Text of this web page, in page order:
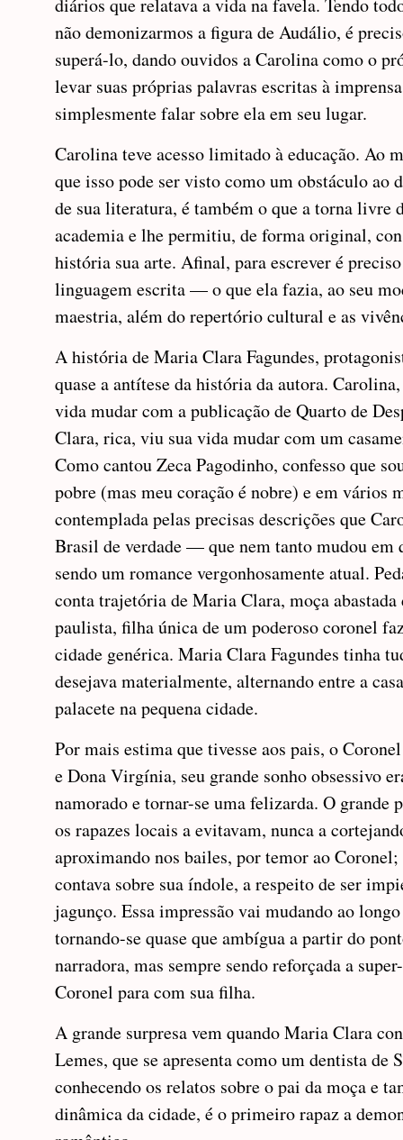
diários que relatava a vida na favela. Tendo
não demonizarmos a figura de Audálio, é
superá-lo, dando ouvidos a Carolina como o
levar suas próprias palavras escritas à
simplesmente falar sobre ela em seu lugar.
Carolina teve acesso limitado à educação. Ao
que isso pode ser visto como um obstáculo ao
de sua literatura, é também o que a torna livre
academia e lhe permitiu, de forma original,
história sua arte. Afinal, para escrever é
linguagem escrita — o que ela fazia, ao seu
maestria, além do repertório cultural e as
A história de Maria Clara Fagundes,
quase a antítese da história da autora.
vida mudar com a publicação de Quarto de
Clara, rica, viu sua vida mudar com um
Como cantou Zeca Pagodinho, confesso que
pobre (mas meu coração é nobre) e em vários
contemplada pelas precisas descrições que
Brasil de verdade — que nem tanto mudou em
sendo um romance vergonhosamente atual.
conta trajetória de Maria Clara, moça
paulista, filha única de um poderoso coronel
cidade genérica. Maria Clara Fagundes tinha
desejava materialmente, alternando entre a
palacete na pequena cidade.
Por mais estima que tivesse aos pais, o
e Dona Virgínia, seu grande sonho obsessivo
namorado e tornar-se uma felizarda. O grande
os rapazes locais a evitavam, nunca a
aproximando nos bailes, por temor ao
contava sobre sua índole, a respeito de ser
jagunço. Essa impressão vai mudando ao
tornando-se quase que ambígua a partir do
narradora, mas sempre sendo reforçada a
Coronel para com sua filha.
A grande surpresa vem quando Maria Clara
Lemes, que se apresenta como um dentista de
conhecendo os relatos sobre o pai da moça e
dinâmica da cidade, é o primeiro rapaz a